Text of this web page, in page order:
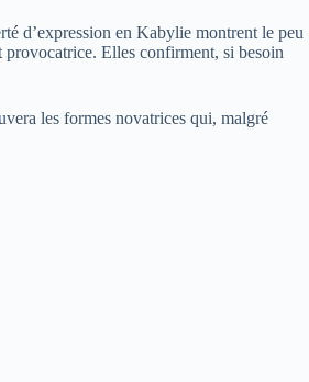
d’expression en Kabylie montrent le peu
Elles confirment, si besoin
les formes novatrices qui, malgré